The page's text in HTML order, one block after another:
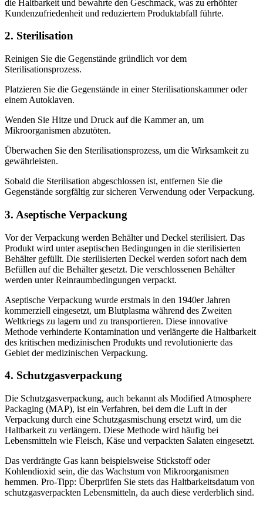
die Haltbarkeit und bewahrte den Geschmack, was zu erhöhter
Kundenzufriedenheit und reduziertem Produktabfall führte.
2. Sterilisation
Reinigen Sie die Gegenstände gründlich vor dem
Sterilisationsprozess.
Platzieren Sie die Gegenstände in einer Sterilisationskammer oder
einem Autoklaven.
Wenden Sie Hitze und Druck auf die Kammer an, um
Mikroorganismen abzutöten.
Überwachen Sie den Sterilisationsprozess, um die Wirksamkeit zu
gewährleisten.
Sobald die Sterilisation abgeschlossen ist, entfernen Sie die
Gegenstände sorgfältig zur sicheren Verwendung oder Verpackung.
3. Aseptische Verpackung
Vor der Verpackung werden Behälter und Deckel sterilisiert. Das
Produkt wird unter aseptischen Bedingungen in die sterilisierten
Behälter gefüllt. Die sterilisierten Deckel werden sofort nach dem
Befüllen auf die Behälter gesetzt. Die verschlossenen Behälter
werden unter Reinraumbedingungen verpackt.
Aseptische Verpackung wurde erstmals in den 1940er Jahren
kommerziell eingesetzt, um Blutplasma während des Zweiten
Weltkriegs zu lagern und zu transportieren. Diese innovative
Methode verhinderte Kontamination und verlängerte die Haltbarkeit
des kritischen medizinischen Produkts und revolutionierte das
Gebiet der medizinischen Verpackung.
4. Schutzgasverpackung
Die Schutzgasverpackung, auch bekannt als Modified Atmosphere
Packaging (MAP), ist ein Verfahren, bei dem die Luft in der
Verpackung durch eine Schutzgasmischung ersetzt wird, um die
Haltbarkeit zu verlängern. Diese Methode wird häufig bei
Lebensmitteln wie Fleisch, Käse und verpackten Salaten eingesetzt.
Das verdrängte Gas kann beispielsweise Stickstoff oder
Kohlendioxid sein, die das Wachstum von Mikroorganismen
hemmen. Pro-Tipp: Überprüfen Sie stets das Haltbarkeitsdatum von
schutzgasverpackten Lebensmitteln, da auch diese verderblich sind.